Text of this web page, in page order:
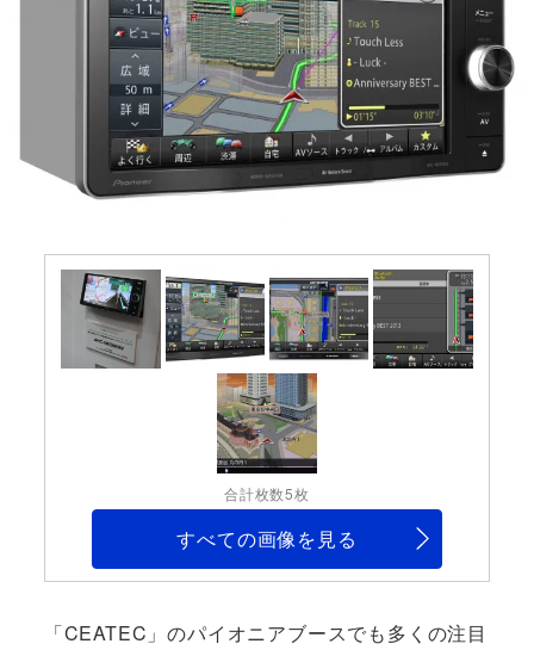
合計枚数5枚
すべての画像を見る
「CEATEC」のパイオニアブースでも多くの注目